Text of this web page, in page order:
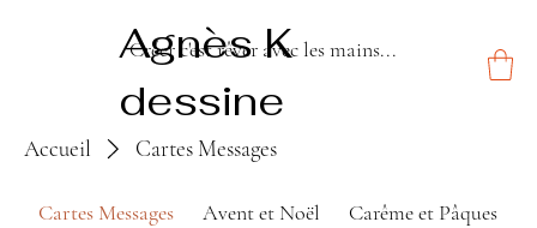
Agnès K
dessine
Créer c'est rêver avec les mains...
Accueil Cartes Messages
Cartes Messages Avent et Noël Carême et Pâques